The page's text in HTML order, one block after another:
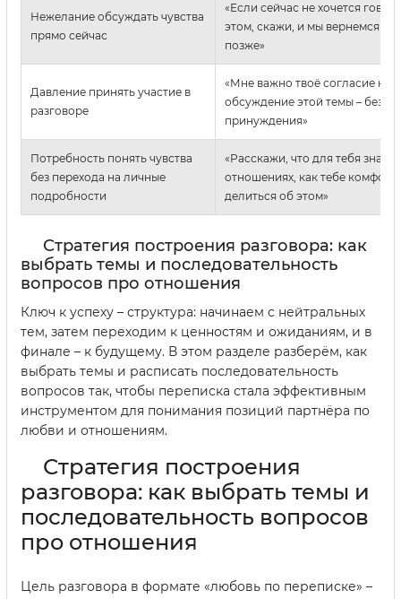
Нежелание обсуждать чувства
прямо сейчас
«Если сейчас не хочется
этом, скажи, и мы вернемся к
позже»
Давление принять участие в
разговоре
«Мне важно твоё согласие на
обсуждение этой темы – без
принуждения»
Потребность понять чувства
без перехода на личные
подробности
«Расскажи, что для тебя
отношениях, как тебе
делиться об этом»
Стратегия построения разговора: как
выбрать темы и последовательность
вопросов про отношения
Ключ к успеху – структура: начинаем с нейтральных
тем, затем переходим к ценностям и ожиданиям, и в
финале – к будущему. В этом разделе разберём, как
выбрать темы и расписать последовательность
вопросов так, чтобы переписка стала эффективным
инструментом для понимания позиций партнёра по
любви и отношениям.
Стратегия построения
разговора: как выбрать темы и
последовательность вопросов
про отношения
Цель разговора в формате «любовь по переписке» –